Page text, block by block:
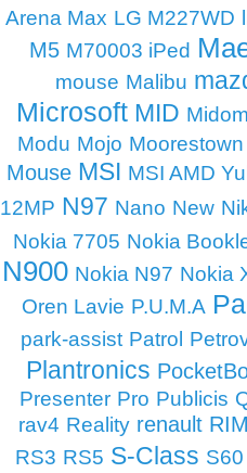
Arena Max LG M227WD
M5 M70003 iPed
mouse Malibu
Microsoft MID
Modu Mojo Moorestown
Mouse MSI MSI AMD
12MP N97 Nano New
Nokia 7705 Nokia
N900 Nokia N97 Nokia
Oren Lavie P.U.M.A
park-assist Patrol
Plantronics
Presenter Pro Publicis
rav4 Reality renault RIM
RS3 RS5 S-Class S60